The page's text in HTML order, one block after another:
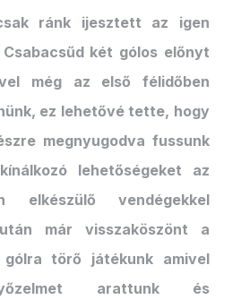
ránk ijesztett az igen
két gólos előnyt
még az első félidőben
ez lehetővé tette, hogy
megnyugodva fussunk
lehetőségeket az
elkészülő vendégekkel
már visszaköszönt a
gólra törő játékunk amivel
arattunk és